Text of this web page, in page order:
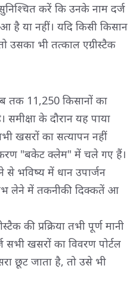
करें कि उनके नाम दर्ज
है या नहीं। यदि किसी किसान
उसका भी तत्काल एग्रीस्टैक
तक 11,250 किसानों का
समीक्षा के दौरान यह पाया
खसरों का सत्यापन नहीं
"बकेट क्लेम" में चले गए हैं।
से भविष्य में धान उपार्जन
लेने में तकनीकी दिक्कतें आ
की प्रक्रिया तभी पूर्ण मानी
खसरों का विवरण पोर्टल
छूट जाता है, तो उसे भी